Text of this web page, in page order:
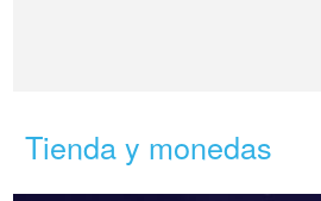
Tienda y monedas